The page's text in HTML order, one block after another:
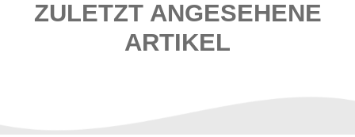
ZULETZT ANGESEHENE
ARTIKEL